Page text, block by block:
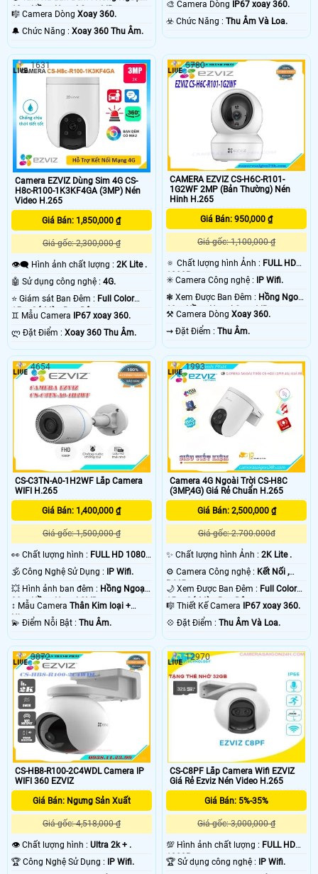
10m Hồng Ngoại Smart IR.
🎼️ Camera Dòng Xoay 360.
️🔔 Chức Năng : Xoay 360 Thu Âm.
🎨 Camera Dòng
IP67 xoay 360.
️☣️ Chức Năng :Thu Âm Và Loa.
Camera EZVIZ Dùng Sim 4G CS-
H8c-R100-1K3KF4GA (3MP) Nén
Video H.265
Giá Bán: 1,850,000 ₫
Giá gốc: 2,300,000 ₫
👁️‍🗨 Hình ảnh chất lượng : 2K Lite .
🤖️ Sử dụng công nghệ : 4G.
⭐ Giám sát Ban Đêm : Full Color
15m Có Màu Ban Ðêm.
♊ Mẫu Camera IP67 xoay 360.
️ლ Đặt Điểm : Xoay 360 Thu Âm.
1631
CAMERA EZVIZ CS-H6C-R101-
1G2WF 2MP (Bản Thường) Nén
Hinh H.265
Giá Bán: 950,000 ₫
Giá gốc: 1,100,000 ₫
🔅 Chất lượng hình Ảnh : FULL HD
1080P .
✳️ Camera Công nghệ :
IP Wifi.
❃ Xem Được Ban Đêm : Hồng Ngoại
10m Hồng Ngoại Smart IR.
⚒ Camera DòngXoay 360.
️⇝ Đặt Điểm :Thu Âm.
5780
CS-C3TN-A0-1H2WF Lắp Camera
WIFI H.265
Giá Bán: 1,400,000 ₫
Giá gốc: 1,500,000 ₫
️👀 Chất lượng hình : FULL HD 1080P
🕉️ Công Nghệ Sử Dụng : IP Wifi.
💥 Hình ảnh ban đêm : Hồng Ngoại
30m Hồng Ngoại SMD.
↕️ Mẫu Camera Thân Kim loại +
Nhựa.
️💫 Điểm Nỗi Bật : Thu Âm.
4654
Camera 4G Ngoài Trời CS-H8C
(3MP,4G) Giá Rẻ Chuẩn H.265
Giá Bán: 2,500,000 ₫
Giá gốc: 2.700.000đ
✨ Chất lượng hình Ảnh :2K Lite .
⚙ Camera Công nghệ : Kết Nối ,
RJ45.
🌙 Xem Được Ban Đêm : Full Color
15m Có Màu Ban Ðêm.
🎼️ Thiết Kế Camera IP67 xoay 360.
️💠 Đặt Điểm :Thu Âm Và Loa.
1993
CS-HB8-R100-2C4WDL Camera IP
WIFI 360 EZVIZ
Giá Bán: Ngưng Sản Xuất
Giá gốc: 4,518,000 ₫
👁 Chất lượng hình : Ultra 2k + .
🏆 Công Nghệ Sử Dụng :
IP Wifi.
3072
CS-C8PF Lắp Camera Wifi EZVIZ
Giá Rẻ Ezviz Nén Video H.265
Giá Bán: 5%-35%
Giá gốc: 3,000,000 ₫
💯 Hình ảnh chất lượng : FULL HD
1080P .
🏆 Sử dụng công nghệ :
IP Wifi.
12970